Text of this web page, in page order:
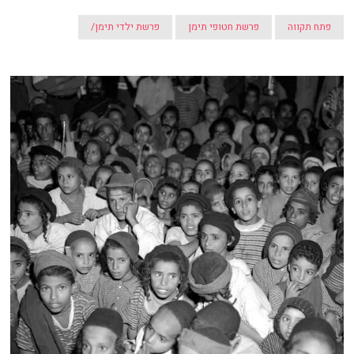
פתח תקווה פרשת חטופי תימן פרשת ילדי תימן/